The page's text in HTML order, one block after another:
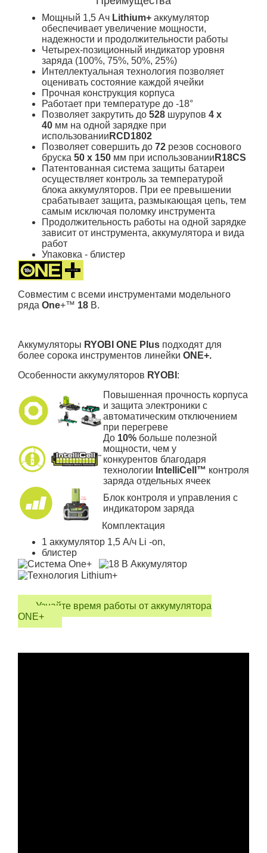
Мощный 1,5 Ач Lithium+ аккумулятор
обеспечивает увеличение мощности,
надежности и продолжительности работы
Четырех-позиционный индикатор уровня
заряда (100%, 75%, 50%, 25%)
Интеллектуальная технология позволяет
оценивать состояние каждой ячейки
Прочная конструкция корпуса
Работает при температуре до -18°
Позволяет закрутить до 528 шурупов 4 х
40 мм на одной зарядке при
использовании RCD1802
Позволяет совершить до 72 резов соснового
бруска 50 х 150 мм при использовании R18СS
Патентованная система защиты батареи
осуществляет контроль за температурой
блока аккумуляторов. При ее превышении
срабатывает защита, размыкающая цепь, тем
самым исключая поломку инструмента
Продолжительность работы на одной зарядке
зависит от инструмента, аккумулятора и вида
работ
Упаковка - блистер
Совместим с всеми инструментами модельного
ряда One+™ 18 В.
Аккумуляторы RYOBI ONE Plus подходят для
более сорока инструментов линейки ONE+.
Особенности аккумуляторов RYOBI :
Повышенная прочность корпуса
и защита электроники с
автоматическим отключением
при перегреве
До 10% больше полезной
мощности, чем у
конкурентов благодаря
технологии IntelliCell™ контроля
заряда отдельных ячеек
Блок контроля и управления с
индикатором заряда
Комплектация
1 аккумулятор 1,5 А/ч Li -on,
блистер
Узнайте время работы от аккумулятора
ONE+